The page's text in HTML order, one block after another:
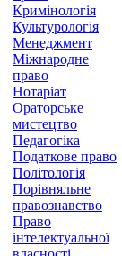
Кримінологія
Культурологія
Менеджмент
Міжнародне
право
Нотаріат
Ораторське
мистецтво
Педагогіка
Податкове право
Політологія
Порівняльне
правознавство
Право
інтелектуальної